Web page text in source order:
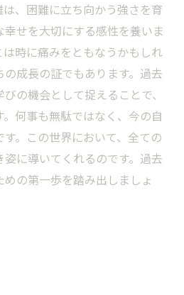
、困難に立ち向かう強さを育
せを大切にする感性を養いま
時に痛みをともなうかもしれ
成長の証でもあります。過去
の機会として捉えることで、
何事も無駄ではなく、今の自
。この世界において、全ての
に導いてくれるのです。過去
の第一歩を踏み出しましょ